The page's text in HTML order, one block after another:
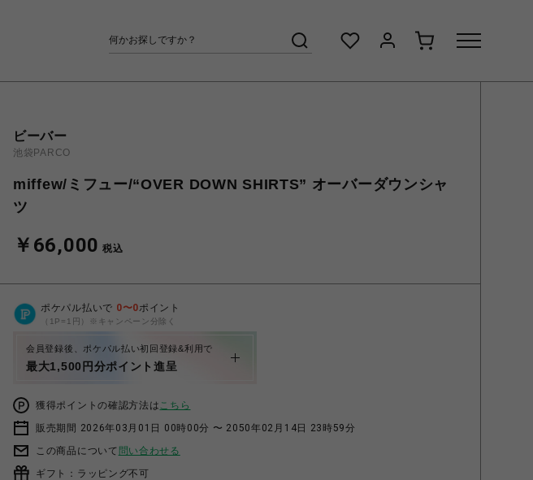
ビーバー
池袋PARCO
miffew/ミフュー/“OVER DOWN SHIRTS” オーバーダウンシャ
ツ
￥66,000 税込
ポケパル払いで 0〜0ポイント
（1P=1円）※キャンペーン分除く
会員登録後、ポケパル払い初回登録&利用で
最大1,500円分ポイント進呈
獲得ポイントの確認方法はこちら
販売期間 2026年03月01日 00時00分 〜 2050年02月14日 23時59分
この商品について 問い合わせる
ギフト：ラッピング不可